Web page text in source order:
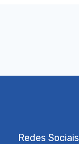
Redes Sociais